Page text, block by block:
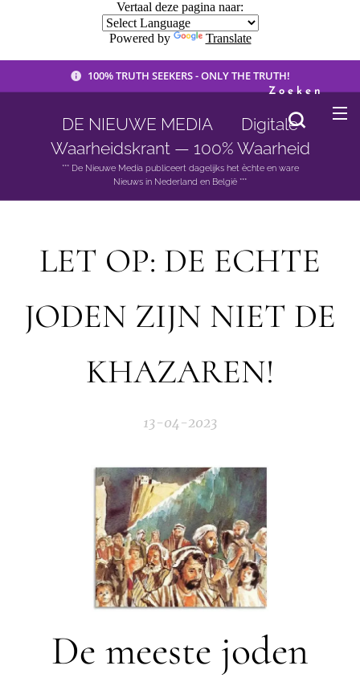
Vertaal deze pagina naar:
Powered by Translate
100% TRUTH SEEKERS - ONLY THE TRUTH!
DE NIEUWE MEDIA 🟣 Digitale
Waarheidskrant — 100% Waarheid
*** De Nieuwe Media publiceert dagelijks het èchte en ware
Nieuws in Nederland en België ***
Zoeken
LET OP: DE ECHTE
JODEN ZIJN NIET DE
KHAZAREN!
13-04-2023
De meeste joden